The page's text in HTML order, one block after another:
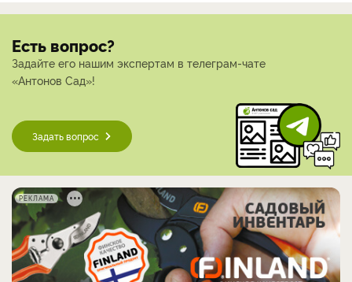
Есть вопрос?
Задайте его нашим экспертам в телеграм-чате
«Антонов Сад»!
Задать вопрос
РЕКЛАМА